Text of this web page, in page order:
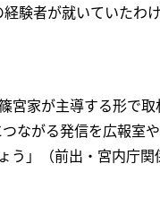
験者が就いていたわ
宮家が主導する形で
ながる発信を広報室
」（前出・宮内庁関